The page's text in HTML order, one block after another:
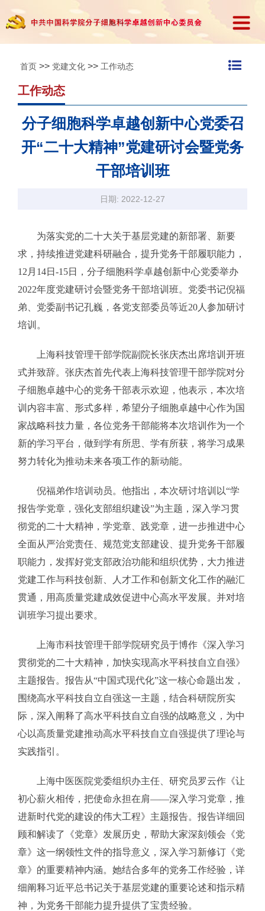
首页 >> 党建文化 >> 工作动态
工作动态
分子细胞科学卓越创新中心党委召
开“二十大精神”党建研讨会暨党务
干部培训班
日期: 2022-12-27
为落实党的二十大关于基层党建的新部署、新要
求，持续推进党建科研融合，提升党务干部履职能力，
12月14日-15日，分子细胞科学卓越创新中心党委举办
2022年度党建研讨会暨党务干部培训班。党委书记倪福
弟、党委副书记孔巍，各党支部委员等近20人参加研讨
培训。
上海科技管理干部学院副院长张庆杰出席培训开班
式并致辞。张庆杰首先代表上海科技管理干部学院对分
子细胞卓越中心的党务干部表示欢迎，他表示，本次培
训内容丰富、形式多样，希望分子细胞卓越中心作为国
家战略科技力量，各位党务干部能将本次培训作为一个
新的学习平台，做到学有所思、学有所获，将学习成果
努力转化为推动未来各项工作的新动能。
倪福弟作培训动员。他指出，本次研讨培训以“学
报告学党章，强化支部组织建设”为主题，深入学习贯
彻党的二十大精神，学党章、践党章，进一步推进中心
全面从严治党责任、规范党支部建设、提升党务干部履
职能力，发挥好党支部政治功能和组织优势，大力推进
党建工作与科技创新、人才工作和创新文化工作的融汇
贯通，用高质量党建成效促进中心高水平发展。并对培
训班学习提出要求。
上海市科技管理干部学院研究员于博作《深入学习
贯彻党的二十大精神，加快实现高水平科技自立自强》
主题报告。报告从“中国式现代化”这一核心命题出发，
围绕高水平科技自立自强这一主题，结合科研院所实
际，深入阐释了高水平科技自立自强的战略意义，为中
心以高质量党建推动高水平科技自立自强提供了理论与
实践指引。
上海中医医院党委组织办主任、研究员罗云作《让
初心薪火相传，把使命永担在肩——深入学习党章，推
进新时代党的建设的伟大工程》主题报告。报告详细回
顾和解读了《党章》发展历史，帮助大家深刻领会《党
章》这一纲领性文件的指导意义，深入学习新修订《党
章》的重要精神内涵。她结合多年的党务工作经验，详
细阐释习近平总书记关于基层党建的重要论述和指示精
神，为党务干部能力提升提供了宝贵经验。